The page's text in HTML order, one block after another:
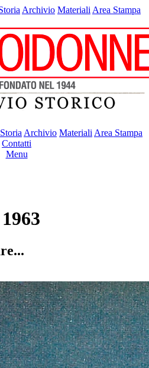
Archivio Materiali Area Stampa
Archivio Materiali Area Stampa
Contatti
Menu